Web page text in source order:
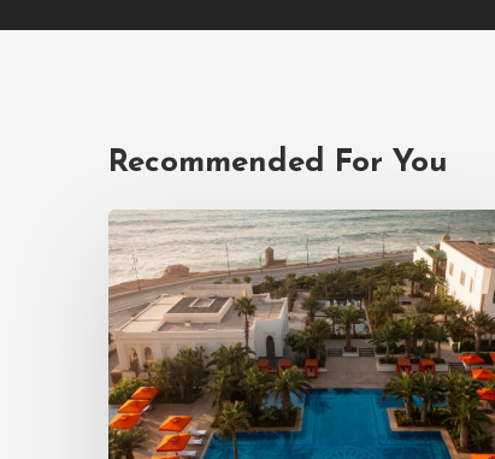
Recommended For You